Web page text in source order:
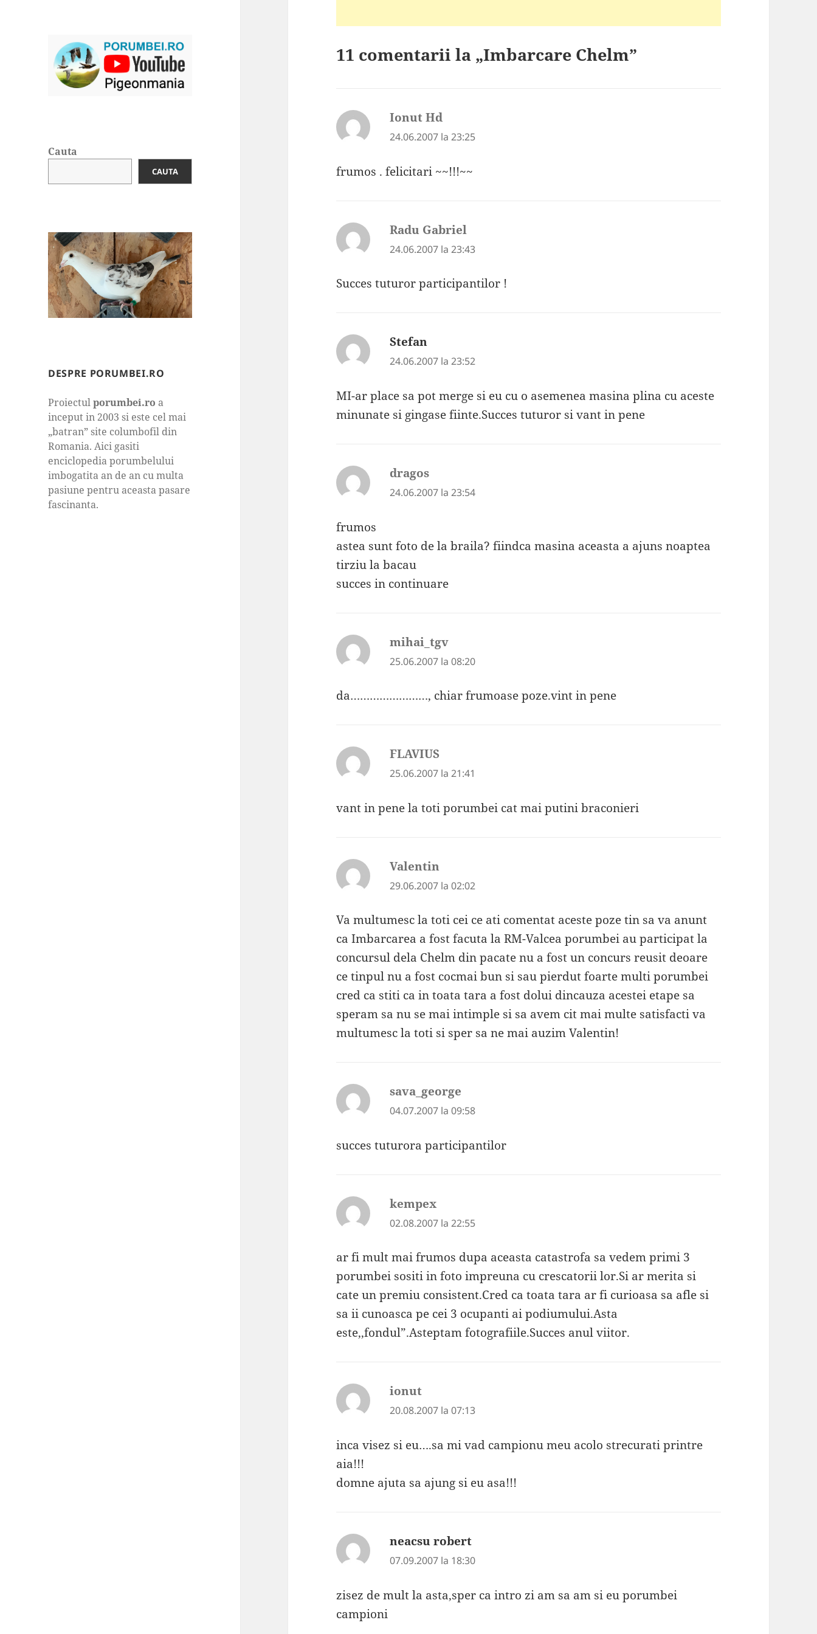
Cauta
CAUTA
DESPRE PORUMBEI.RO
Proiectulporumbei.ro a
inceput in 2003 si este cel mai
„batran” site columbofil din
Romania. Aici gasiti
enciclopedia porumbelului
imbogatita an de an cu multa
pasiune pentru aceasta pasare
fascinanta.
11 comentarii la „Imbarcare Chelm”
Ionut Hd
24.06.2007 la 23:25
frumos . felicitari ~~!!!~~
Radu Gabriel
24.06.2007 la 23:43
Succes tuturor participantilor !
Stefan
24.06.2007 la 23:52
MI-ar place sa pot merge si eu cu o asemenea masina plina cu aceste
minunate si gingase fiinte.Succes tuturor si vant in pene
dragos
24.06.2007 la 23:54
frumos
astea sunt foto de la braila? fiindca masina aceasta a ajuns noaptea
tirziu la bacau
succes in continuare
mihai_tgv
25.06.2007 la 08:20
da……………………, chiar frumoase poze.vint in pene
FLAVIUS
25.06.2007 la 21:41
vant in pene la toti porumbei cat mai putini braconieri
Valentin
29.06.2007 la 02:02
Va multumesc la toti cei ce ati comentat aceste poze tin sa va anunt
ca Imbarcarea a fost facuta la RM-Valcea porumbei au participat la
concursul dela Chelm din pacate nu a fost un concurs reusit deoare
ce tinpul nu a fost cocmai bun si sau pierdut foarte multi porumbei
cred ca stiti ca in toata tara a fost dolui dincauza acestei etape sa
speram sa nu se mai intimple si sa avem cit mai multe satisfacti va
multumesc la toti si sper sa ne mai auzim Valentin!
sava_george
04.07.2007 la 09:58
succes tuturora participantilor
kempex
02.08.2007 la 22:55
ar fi mult mai frumos dupa aceasta catastrofa sa vedem primi 3
porumbei sositi in foto impreuna cu crescatorii lor.Si ar merita si
cate un premiu consistent.Cred ca toata tara ar fi curioasa sa afle si
sa ii cunoasca pe cei 3 ocupanti ai podiumului.Asta
este,,fondul”.Asteptam fotografiile.Succes anul viitor.
ionut
20.08.2007 la 07:13
inca visez si eu….sa mi vad campionu meu acolo strecurati printre
aia!!!
domne ajuta sa ajung si eu asa!!!
neacsu robert
07.09.2007 la 18:30
zisez de mult la asta,sper ca intro zi am sa am si eu porumbei
campioni